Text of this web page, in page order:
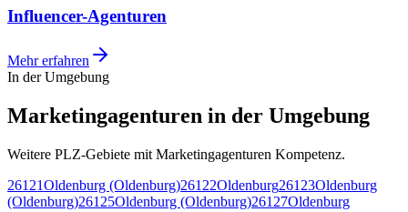
Influencer-Agenturen
Mehr erfahren
In der Umgebung
Marketingagenturen in der Umgebung
Weitere PLZ-Gebiete mit Marketingagenturen Kompetenz.
26121Oldenburg (Oldenburg)26122Oldenburg26123Oldenburg
(Oldenburg)26125Oldenburg (Oldenburg)26127Oldenburg